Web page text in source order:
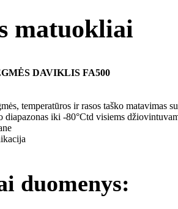
matuokliai
DAVIKLIS FA500
temperatūros ir rasos taško matavimas
diapazonas iki -80°Ctd visiems
duomenys: